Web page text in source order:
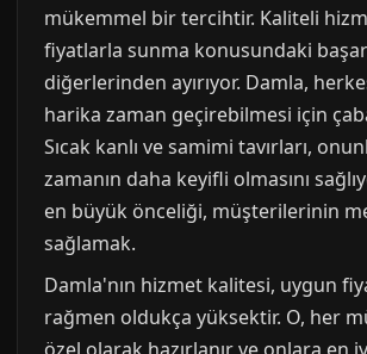
mükemmel bir tercihtir. Kaliteli
fiyatlarla sunma konusundaki
diğerlerinden ayırıyor. Damla,
harika zaman geçirebilmesi için
Sıcak kanlı ve samimi tavırları,
zamanın daha keyifli olmasını
en büyük önceliği, müşterilerinin
sağlamak.
Damla'nın hizmet kalitesi, uygun
rağmen oldukça yüksektir. O, her